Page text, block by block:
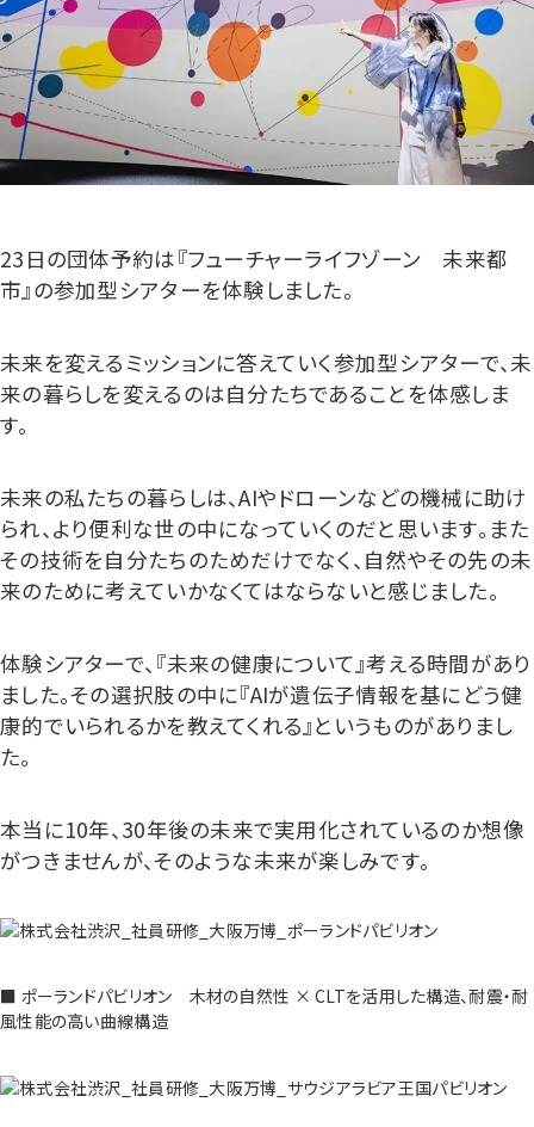
23日の団体予約は『フューチャーライフゾーン 未来都
市』の参加型シアターを体験しました。
未来を変えるミッションに答えていく参加型シアターで、未
来の暮らしを変えるのは自分たちであることを体感しま
す。
未来の私たちの暮らしは、AIやドローンなどの機械に助け
られ、より便利な世の中になっていくのだと思います。また
その技術を自分たちのためだけでなく、自然やその先の未
来のために考えていかなくてはならないと感じました。
体験シアターで、『未来の健康について』考える時間があり
ました。その選択肢の中に『AIが遺伝子情報を基にどう健
康的でいられるかを教えてくれる』というものがありまし
た。
本当に10年、30年後の未来で実用化されているのか想像
がつきませんが、そのような未来が楽しみです。
■ ポーランドパビリオン 木材の自然性 × CLTを活用した構造、耐震・耐
風性能の高い曲線構造